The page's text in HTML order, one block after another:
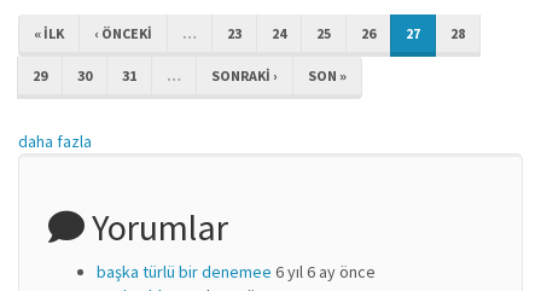
« ILK ‹ ÖNCEKI … 23 24 25 26 27 28
29 30 31 … SONRAKI › SON »
daha fazla
Yorumlar
başka türlü bir denemee 6 yıl 6 ay önce